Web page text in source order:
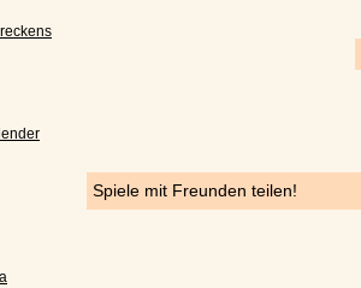
Spiele mit Freunden teilen!